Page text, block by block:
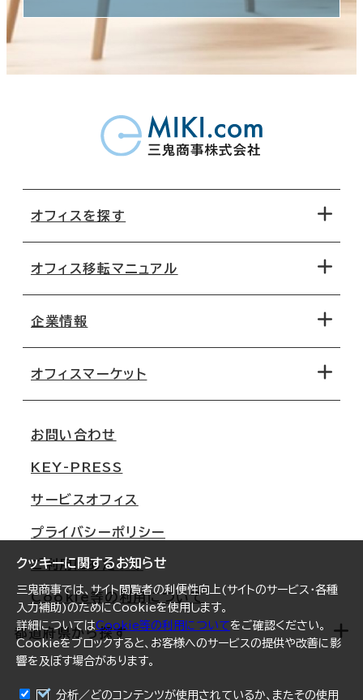
クッキーに関するお知らせ
三鬼商事では、サイト閲覧者の利便性向上(サイトのサービス・各種
入力補助)のためにCookieを使用します。
詳細についてはCookie等の利用についてをご確認ください。
Cookieをブロックすると、お客様へのサービスの提供や改善に影
響を及ぼす場合があります。
分析／どのコンテンツが使用されているか、またその使用
オフィスを探す
地図から探す
路線・駅から探す
オフィス移転マニュアル
移転コストシミュレーション
移転スケジュール
オフィス移転Q&A
企業情報
オフィスマーケット
大阪
名古屋
札幌
仙台
横浜
福岡
オフィスリポート
ログイン
お問い合わせ
KEY-PRESS
サービスオフィス
プライバシーポリシー
ご利用にあたって
Cookie等の利用について
都道府県から探す